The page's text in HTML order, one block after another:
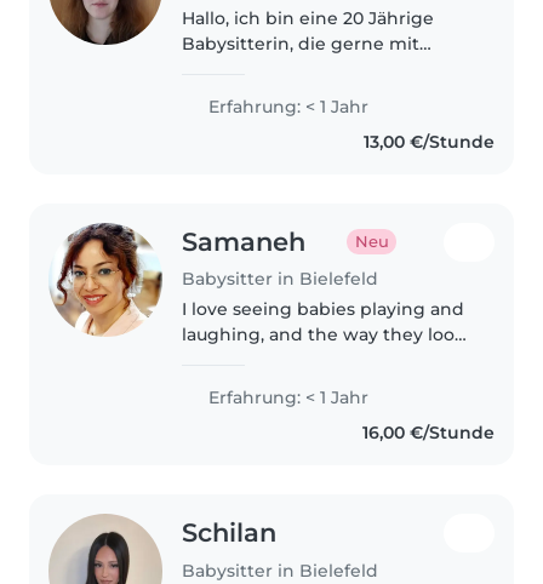
Hallo, ich bin eine 20 Jährige
Babysitterin, die gerne mit
welche ich mache erfahrung mit
Grundschulkindern. Durch das
Erfahrung: < 1 Jahr
13,00 €/Stunde
Samaneh Neu
Babysitter in Bielefeld
I love seeing babies playing and
laughing, and the way they look
niece and cousins on many
occasions and have experience
tutoring a teenager in English...
Erfahrung: < 1 Jahr
16,00 €/Stunde
Schilan
Babysitter in Bielefeld